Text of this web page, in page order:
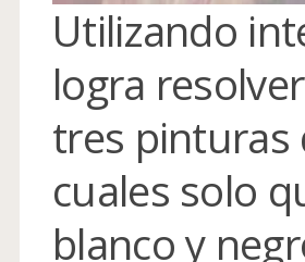
Utilizando
logra
tres pinturas
cuales solo
blanco y